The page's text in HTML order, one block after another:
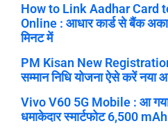
How to Link Aadhar Card
Online : आधार कार्ड से बैंक
मिनट में
PM Kisan New
सम्मान निधि योजना ऐसे करें
Vivo V60 5G Mobile : आ
धमाकेदार स्मार्टफोट 6,500